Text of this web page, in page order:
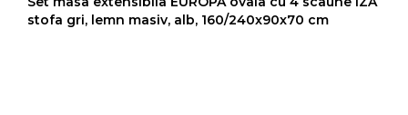
stofa gri, lemn masiv, alb, 160/240x90x70 cm